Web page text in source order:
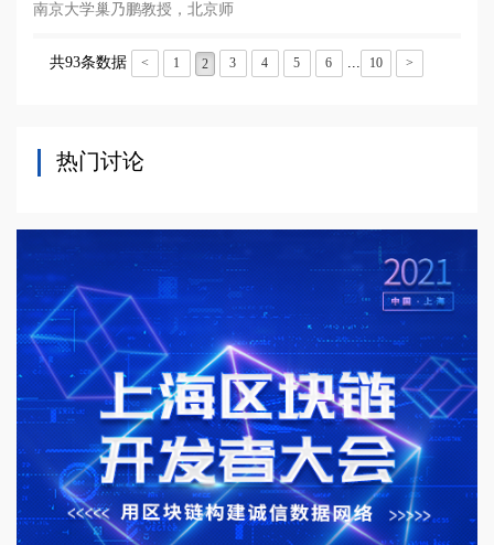
南京大学巢乃鹏教授，北京师
共93条数据 < 1 2 3 4 5 6 ... 10 >
热门讨论